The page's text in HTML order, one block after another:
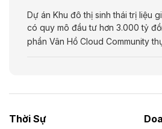
Dự án Khu đô thị sinh thái trị liệu
có quy mô đầu tư hơn 3.000 tỷ
phần Vân Hồ Cloud Community
Dự án Nhà máy xử lý rác và phát
Thời Sự